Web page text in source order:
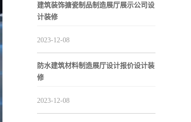
建筑装饰搪瓷制品制造展厅展示公司设
计装修
2023-12-08
防水建筑材料制造展厅设计报价设计装
修
2023-12-08